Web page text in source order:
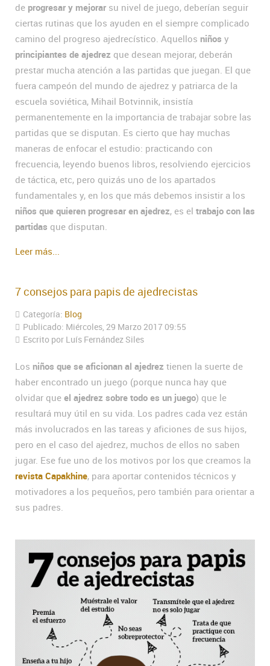
de progresar y mejorar su nivel de juego, deberían seguir
ciertas rutinas que los ayuden en el siempre complicado
camino del progreso ajedrecístico. Aquellos niños y
principiantes de ajedrez que desean mejorar, deberán
prestar mucha atención a las partidas que juegan. El que
fuera campeón del mundo de ajedrez y patriarca de la
escuela soviética, Mihail Botvinnik, insistía
permanentemente en la importancia de trabajar sobre las
partidas que se disputan. Es cierto que hay muchas
maneras de enfocar el estudio: practicando con
frecuencia, leyendo buenos libros, resolviendo ejercicios
de táctica, etc, pero quizás uno de los apartados
fundamentales y, en los que más debemos insistir a los
niños que quieren progresar en ajedrez, es el trabajo con las
partidas que disputan.
Leer más...
7 consejos para papis de ajedrecistas
Categoría: Blog
Publicado: Miércoles, 29 Marzo 2017 09:55
Escrito por Luís Fernández Siles
Los niños que se aficionan al ajedrez tienen la suerte de
haber encontrado un juego (porque nunca hay que
olvidar que el ajedrez sobre todo es un juego) que le
resultará muy útil en su vida. Los padres cada vez están
más involucrados en las tareas y aficiones de sus hijos,
pero en el caso del ajedrez, muchos de ellos no saben
jugar. Ese fue uno de los motivos por los que creamos la
revista Capakhine, para aportar contenidos técnicos y
motivadores a los pequeños, pero también para orientar a
sus padres.